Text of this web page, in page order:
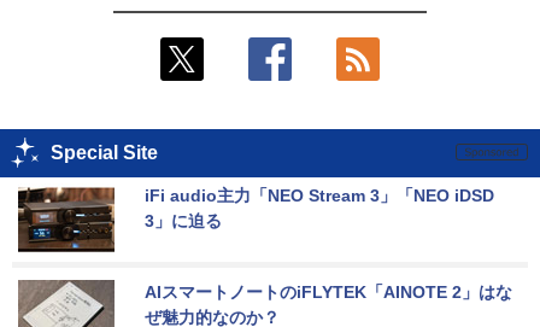
Special Site
iFi audio主力「NEO Stream 3」「NEO iDSD
3」に迫る
AIスマートノートのiFLYTEK「AINOTE 2」はな
ぜ魅力的なのか？